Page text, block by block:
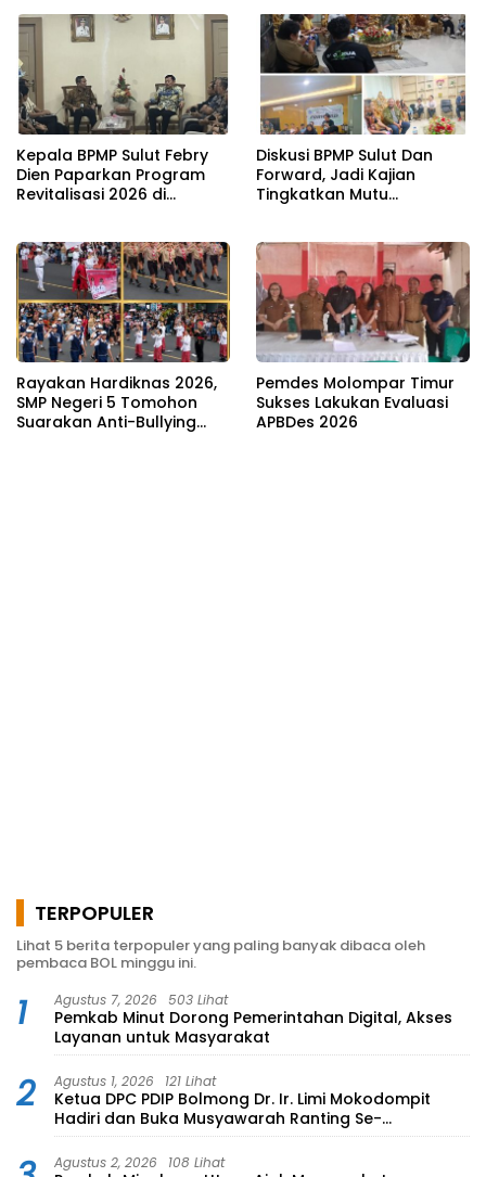
Kepala BPMP Sulut Febry
Dien Paparkan Program
Revitalisasi 2026 di
Diskusi BPMP Sulut Dan
Forward, Jadi Kajian
Tingkatkan Mutu
Rayakan Hardiknas 2026,
SMP Negeri 5 Tomohon
Suarakan Anti-Bullying
Pemdes Molompar Timur
Sukses Lakukan Evaluasi
APBDes 2026
TERPOPULER
Lihat 5 berita terpopuler yang paling banyak dibaca oleh
pembaca BOL minggu ini.
1 Agustus 7, 2026 503 Lihat
Pemkab Minut Dorong Pemerintahan Digital, Akses
Layanan untuk Masyarakat
2 Agustus 1, 2026 121 Lihat
Ketua DPC PDIP Bolmong Dr. Ir. Limi Mokodompit
Hadiri dan Buka Musyawarah Ranting Se-
Kecamatan Lolayan
Agustus 2, 2026 108 Lihat